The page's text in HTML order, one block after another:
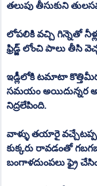
తలుపు తీసుకుని
లోపలికి వచ్చి గిన్నెతో
ఫ్రిడ్జ్ లోంచి పాలు తీసి
ఇడ్లీలోకి టమాటా
సమయం అయిదున్నర
నిద్రలేపింది.
వాళ్ళు తయారై
కుక్కరు రావడంతో
బంగాళదుంపలు ఫ్రై